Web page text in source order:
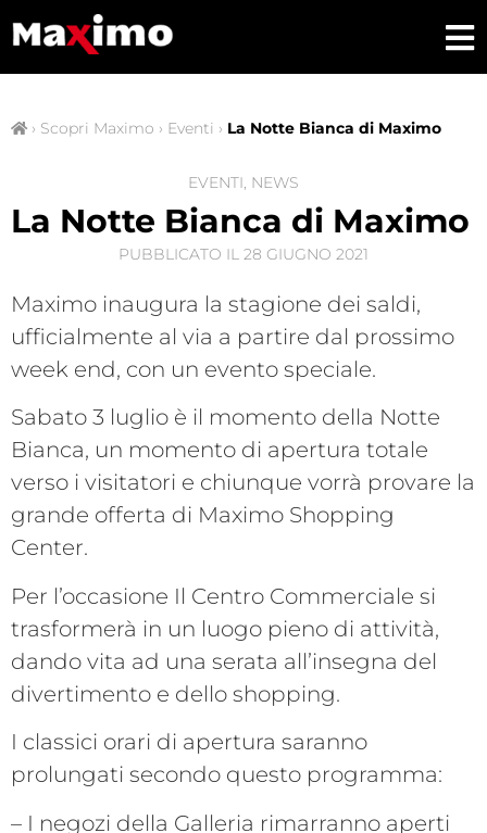
› Scopri Maximo › Eventi › La Notte Bianca di Maximo
EVENTI, NEWS
La Notte Bianca di Maximo
PUBBLICATO IL 28 GIUGNO 2021
Maximo inaugura la stagione dei saldi,
ufficialmente al via a partire dal prossimo
week end, con un evento speciale.
Sabato 3 luglio è il momento della Notte
Bianca, un momento di apertura totale
verso i visitatori e chiunque vorrà provare la
grande offerta di Maximo Shopping
Center.
Per l’occasione Il Centro Commerciale si
trasformerà in un luogo pieno di attività,
dando vita ad una serata all’insegna del
divertimento e dello shopping.
I classici orari di apertura saranno
prolungati secondo questo programma:
– I negozi della Galleria rimarranno aperti